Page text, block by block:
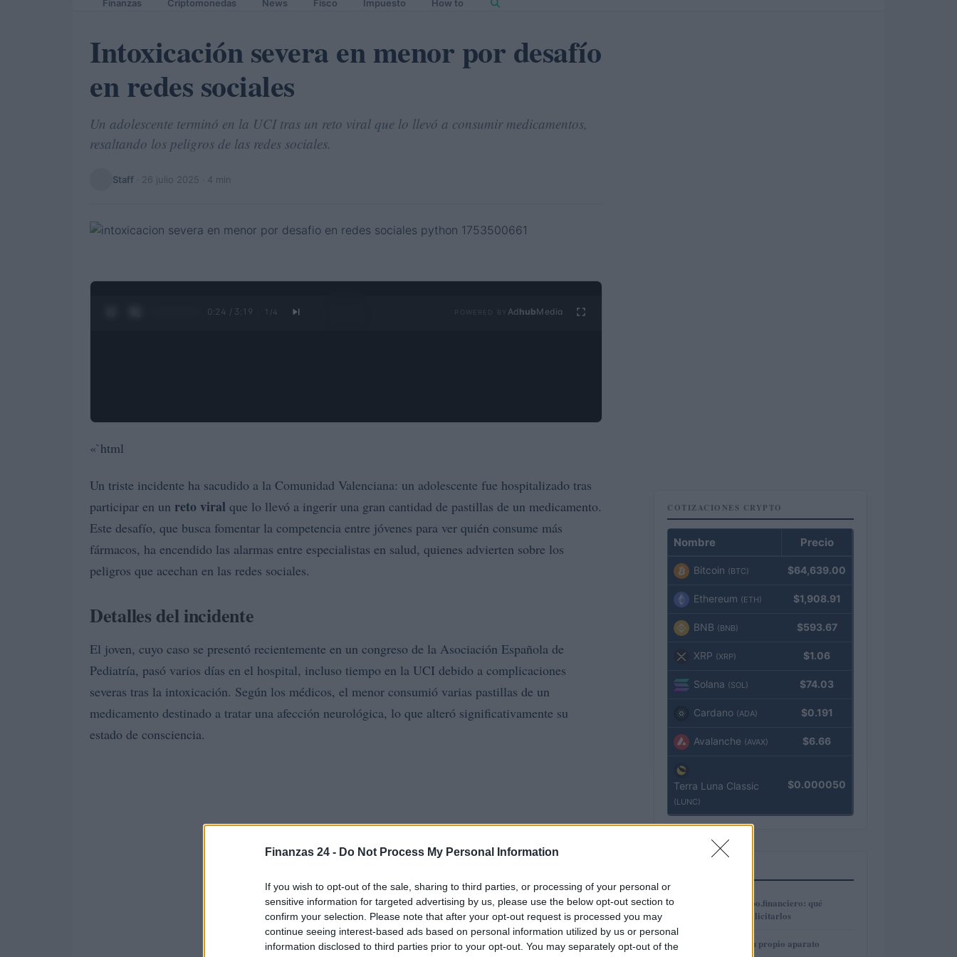
Finanzas 24 - Do Not Process My Personal Information
If you wish to opt-out of the sale, sharing to third parties, or processing of your personal or
sensitive information for targeted advertising by us, please use the below opt-out section to
confirm your selection. Please note that after your opt-out request is processed you may
continue seeing interest-based ads based on personal information utilized by us or personal
information disclosed to third parties prior to your opt-out. You may separately opt-out of the
Finanzas Criptomonedas News Fisco Impuesto How to
Intoxicación severa en menor por desafío
en redes sociales
Un adolescente terminó en la UCI tras un reto viral que lo llevó a consumir medicamentos,
resaltando los peligros de las redes sociales.
Staff 26 julio 2025 · 4 min
0:25 / 3:19 1 /4 Ad hubMedia
«`html
Un triste incidente ha sacudido a la Comunidad Valenciana: un adolescente fue hospitalizado tras
participar en un reto viral que lo llevó a ingerir una gran cantidad de pastillas de un medicamento.
Este desafío, que busca fomentar la competencia entre jóvenes para ver quién consume más
fármacos, ha encendido las alarmas entre especialistas en salud, quienes advierten sobre los
peligros que acechan en las redes sociales.
Detalles del incidente
El joven, cuyo caso se presentó recientemente en un congreso de la Asociación Española de
Pediatría, pasó varios días en el hospital, incluso tiempo en la UCI debido a complicaciones
severas tras la intoxicación. Según los médicos, el menor consumió varias pastillas de un
medicamento destinado a tratar una afección neurológica, lo que alteró significativamente su
estado de consciencia.
COTIZACIONES CRYPTO
Nombre Precio
Bitcoin (BTC) $64,639.00
Ethereum (ETH) $1,908.91
BNB (BNB) $593.67
XRP (XRP) $1.06
Solana (SOL) $74.03
Cardano (ADA) $0.191
Avalanche (AVAX) $6.66
Terra Luna Classic
(LUNC)
$0.000050
1
Préstamos en Kubo.financiero: qué
ofrecen y cómo solicitarlos
2
Cómo construir tu propio aparato